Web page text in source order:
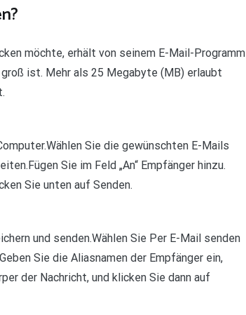
möchte, erhält von seinem E-Mail-Programm
ist. Mehr als 25 Megabyte (MB) erlaubt
Sie die gewünschten E-Mails
Sie im Feld „An“ Empfänger hinzu.
Sie unten auf Senden.
und senden.Wählen Sie Per E-Mail senden
Sie die Aliasnamen der Empfänger ein,
der Nachricht, und klicken Sie dann auf